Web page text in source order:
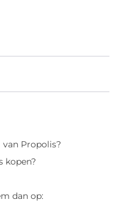
Propolis?
kopen?
dan op: